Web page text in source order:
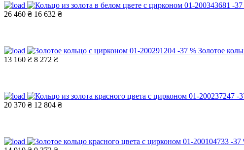
-37
26 460 ₴ 16 632 ₴
-37 % Золотое
13 160 ₴ 8 272 ₴
-
20 370 ₴ 12 804 ₴
-37